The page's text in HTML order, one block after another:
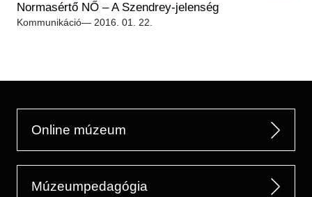
Normasértő NŐ – A Szendrey-jelenség
Kommunikáció— 2016. 01. 22.
Online múzeum
Múzeumpedagógia